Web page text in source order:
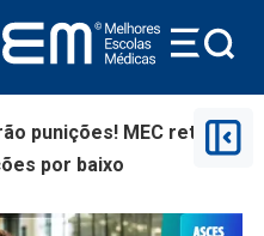
punições! MEC retira 6
por baixo